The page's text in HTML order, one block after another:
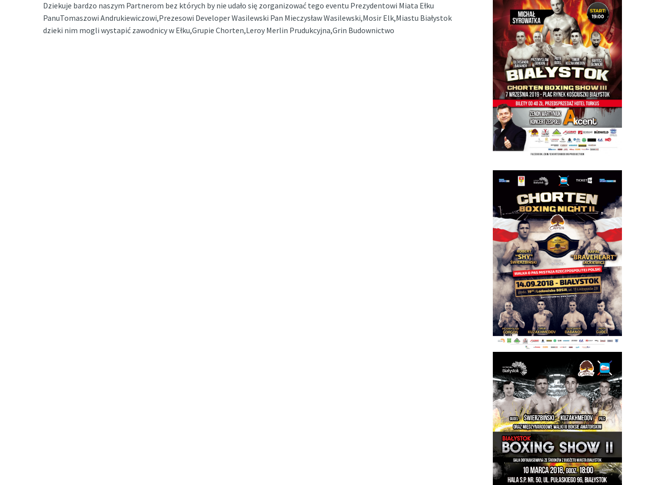
Dziekuje bardzo naszym Partnerom bez których by nie udało się zorganizować tego eventu Prezydentowi Miata Ełku
PanuTomaszowi Andrukiewiczowi,Prezesowi Developer Wasilewski Pan Mieczysław Wasilewski,Mosir Elk,Miastu Białystok
dzieki nim mogli wystapić zawodnicy w Ełku,Grupie Chorten,Leroy Merlin Prudukcyjna,Grin Budownictwo